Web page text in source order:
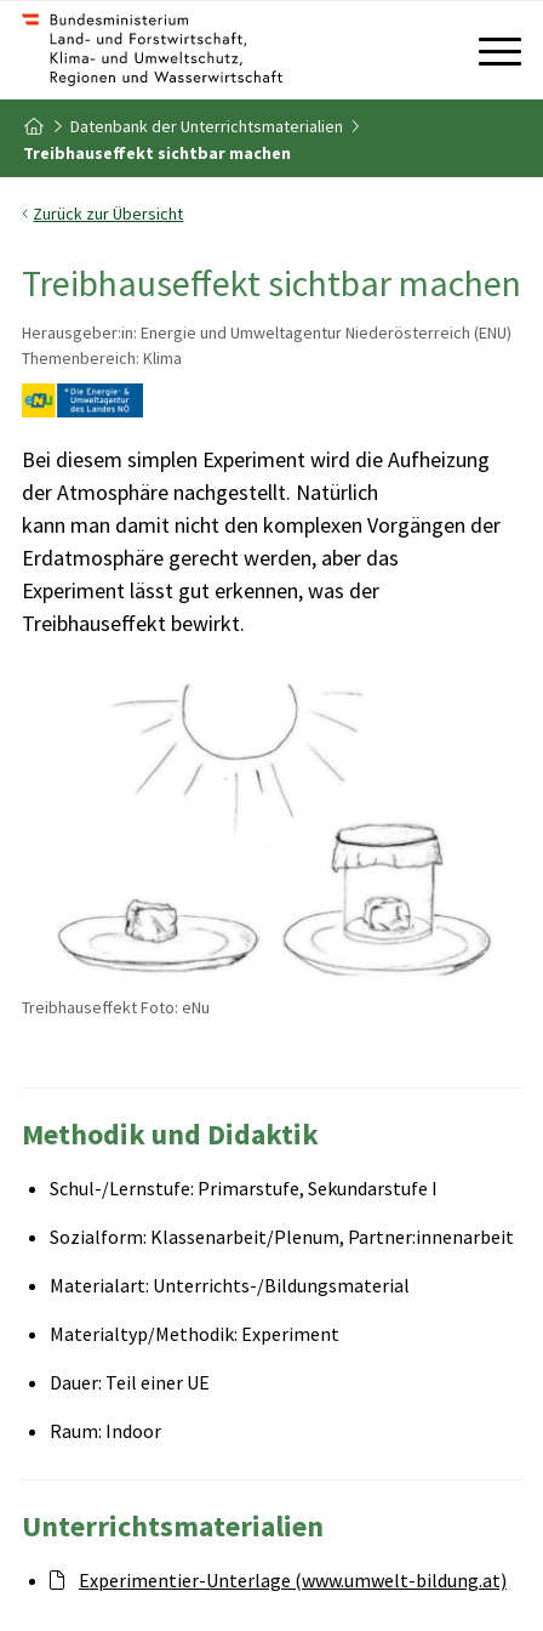
Zum Inhalt
Zum Inhaltsverzeichnis
Zur Startseite
Datenbank der Unterrichtsmaterialien
Treibhauseffekt sichtbar machen
Zurück zur Übersicht
Treibhauseffekt sichtbar machen
Herausgeber:in: Energie und Umweltagentur Niederösterreich (ENU)
Themenbereich: Klima
Bei diesem simplen Experiment wird die Aufheizung
der Atmosphäre nachgestellt. Natürlich
kann man damit nicht den komplexen Vorgängen der
Erdatmosphäre gerecht werden, aber das
Experiment lässt gut erkennen, was der
Treibhauseffekt bewirkt.
Treibhauseffekt Foto: eNu
Methodik und Didaktik
Schul-/Lernstufe: Primarstufe, Sekundarstufe I
Sozialform: Klassenarbeit/Plenum, Partner:innenarbeit
Materialart: Unterrichts-/Bildungsmaterial
Materialtyp/Methodik: Experiment
Dauer: Teil einer UE
Raum: Indoor
Unterrichtsmaterialien
Experimentier-Unterlage (www.umwelt-bildung.at)